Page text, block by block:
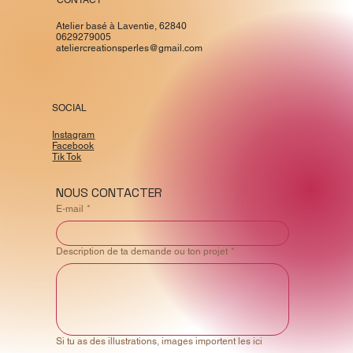
Atelier basé à Laventie, 62840
0629279005
ateliercreationsperles@gmail.com
SOCIAL
Instagram
Facebook
Tik Tok
NOUS CONTACTER
E‑mail *
Description de ta demande ou ton projet *
Si tu as des illustrations, images importent les ici